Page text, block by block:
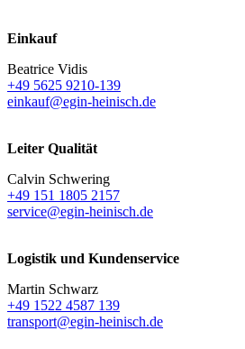
Einkauf
Beatrice Vidis
+49 5625 9210-139
einkauf@egin-heinisch.de
Leiter Qualität
Calvin Schwering
+49 151 1805 2157
service@egin-heinisch.de
Logistik und Kundenservice
Martin Schwarz
+49 1522 4587 139
transport@egin-heinisch.de